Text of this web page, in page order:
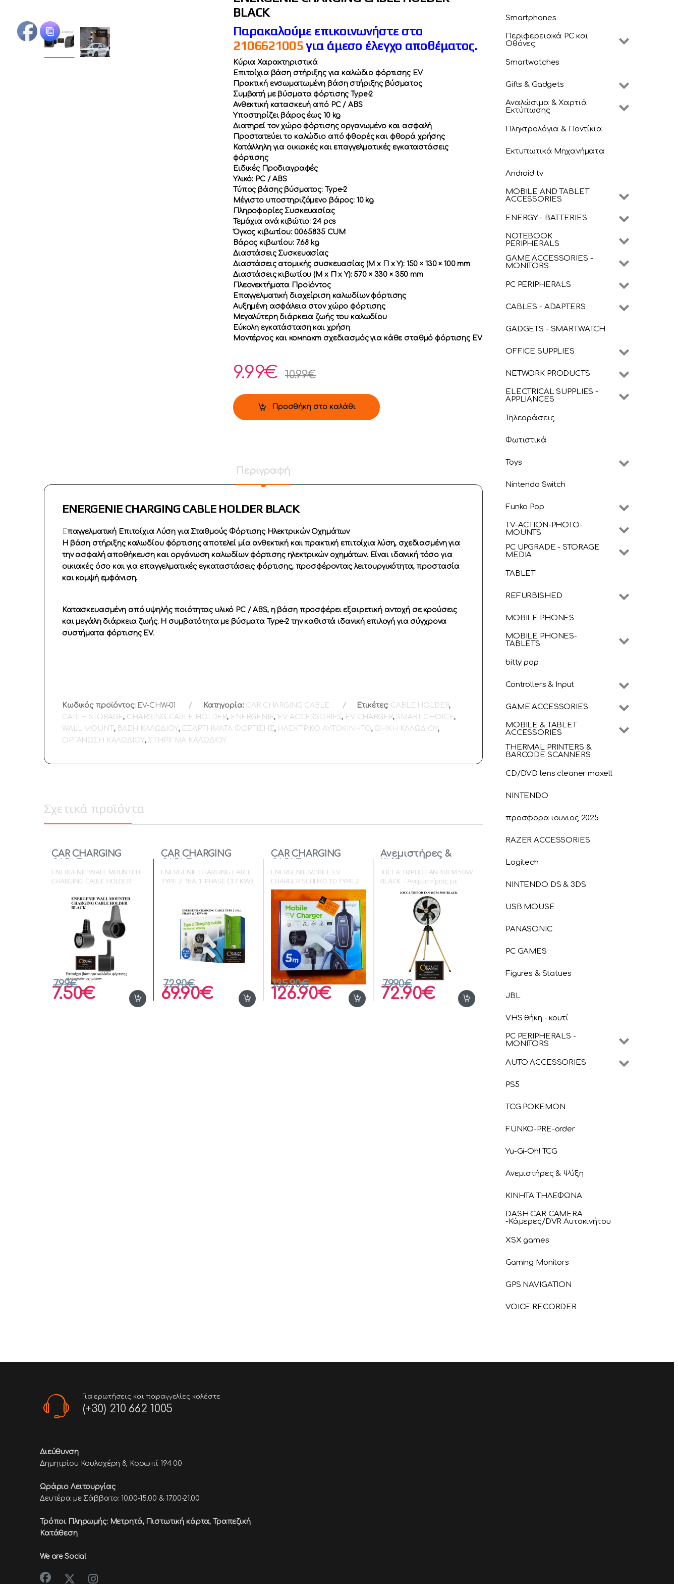
BLACK
Παρακαλούμε επικοινωνήστε στο
2106621005για άμεσο έλεγχο αποθέματος.
Κύρια Χαρακτηριστικά
Επιτοίχια βάση στήριξης για καλώδιο φόρτισης EV
Πρακτική ενσωματωμένη βάση στήριξης βύσματος
Συμβατή με βύσματα φόρτισης Type-2
Ανθεκτική κατασκευή από PC / ABS
Υποστηρίζει βάρος έως 10 kg
Διατηρεί τον χώρο φόρτισης οργανωμένο και ασφαλή
Προστατεύει το καλώδιο από φθορές και φθορά χρήσης
Κατάλληλη για οικιακές και επαγγελματικές εγκαταστάσεις
φόρτισης
Ειδικές Προδιαγραφές
Υλικό: PC / ABS
Τύπος βάσης βύσματος: Type-2
Μέγιστο υποστηριζόμενο βάρος: 10 kg
Πληροφορίες Συσκευασίας
Τεμάχια ανά κιβώτιο: 24 pcs
Όγκος κιβωτίου: 0.065835 CUM
Βάρος κιβωτίου: 7.68 kg
Διαστάσεις Συσκευασίας
Διαστάσεις ατομικής συσκευασίας (Μ x Π x Υ): 150 × 130 × 100 mm
Διαστάσεις κιβωτίου (Μ x Π x Υ): 570 × 330 × 350 mm
Πλεονεκτήματα Προϊόντος
Επαγγελματική διαχείριση καλωδίων φόρτισης
Αυξημένη ασφάλεια στον χώρο φόρτισης
Μεγαλύτερη διάρκεια ζωής του καλωδίου
Εύκολη εγκατάσταση και χρήση
Μοντέρνος και компакт σχεδιασμός για κάθε σταθμό φόρτισης EV
9.99€ 10.99€
Προσθήκη στο καλάθι
Περιγραφή
ENERGENIE CHARGING CABLE HOLDER BLACK
Επαγγελματική Επιτοίχια Λύση για Σταθμούς Φόρτισης Ηλεκτρικών Οχημάτων
Η βάση στήριξης καλωδίου φόρτισης αποτελεί μία ανθεκτική και πρακτική επιτοίχια λύση, σχεδιασμένη για
την ασφαλή αποθήκευση και οργάνωση καλωδίων φόρτισης ηλεκτρικών οχημάτων. Είναι ιδανική τόσο για
οικιακές όσο και για επαγγελματικές εγκαταστάσεις φόρτισης, προσφέροντας λειτουργικότητα, προστασία
και κομψή εμφάνιση.
Κατασκευασμένη από υψηλής ποιότητας υλικό PC / ABS, η βάση προσφέρει εξαιρετική αντοχή σε κρούσεις
και μεγάλη διάρκεια ζωής. Η συμβατότητα με βύσματα Type-2 την καθιστά ιδανική επιλογή για σύγχρονα
συστήματα φόρτισης EV.
Κωδικός προϊόντος: EV-CHW-01 Κατηγορία: CAR CHARGING CABLE Ετικέτες: CABLE HOLDER,
CABLE STORAGE, CHARGING CABLE HOLDER, ENERGENIE, EV ACCESSORIES, EV CHARGER, SMART CHOICE,
WALL MOUNT , ΒΑΣΗ ΚΑΛΩΔΙΟΥ, ΕΞΑΡΤΗΜΑΤΑ ΦΟΡΤΙΣΗΣ , ΗΛΕΚΤΡΙΚΟ ΑΥΤΟΚΙΝΗΤΟ, ΘΗΚΗ ΚΑΛΩΔΙΟΥ,
ΟΡΓΑΝΩΣΗ ΚΑΛΩΔΙΟΥ, ΣΤΗΡΙΓΜΑ ΚΑΛΩΔΙΟΥ
Σχετικά προϊόντα
CAR CHARGING
ENERGENIE WALL MOUNTED
CHARGING CABLE HOLDER
7.50€
7.99€
CAR CHARGING
ENERGENIE CHARGING CABLE
TYPE 2 16A 1-PHASE (3.7 KW)
69.90€
72.90€
CAR CHARGING
ENERGENIE MOBILE EV
CHARGER SCHUKO TO TYPE 2
16A 1-PHASE 3.7KW 5M
126.90€
135.90€
Ανεμιστήρες &
JOCCA TRIPOD FAN 40CM 50W
BLACK – Ανεμιστήρας με
τρίποδο
72.90€
79.90€
Smartphones
Περιφερειακά PC και
Οθόνες
Smartwatches
Gifts & Gadgets
Αναλώσιμα & Χαρτιά
Εκτύπωσης
Πληκτρολόγια & Ποντίκια
Εκτυπωτικά Μηχανήματα
Android tv
MOBILE AND TABLET
ACCESSORIES
ENERGY - BATTERIES
NOTEBOOK
PERIPHERALS
GAME ACCESSORIES -
MONITORS
PC PERIPHERALS
CABLES - ADAPTERS
GADGETS - SMARTWATCH
OFFICE SUPPLIES
NETWORK PRODUCTS
ELECTRICAL SUPPLIES -
APPLIANCES
Τηλεοράσεις
Φωτιστικά
Toys
Nintendo Switch
Funko Pop
TV-ACTION-PHOTO-
MOUNTS
PC UPGRADE - STORAGE
MEDIA
TABLET
REFURBISHED
MOBILE PHONES
MOBILE PHONES-
TABLETS
bitty pop
Controllers & Input
GAME ACCESSORIES
MOBILE & TABLET
ACCESSORIES
THERMAL PRINTERS &
BARCODE SCANNERS
CD/DVD lens cleaner maxell
NINTENDO
προσφορα ιουνιος 2025
RAZER ACCESSORIES
Logitech
NINTENDO DS & 3DS
USB MOUSE
PANASONIC
PC GAMES
Figures & Statues
JBL
VHS θήκη - κουτί
PC PERIPHERALS -
MONITORS
AUTO ACCESSORIES
PS5
TCG POKEMON
FUNKO-PRE-order
Yu-Gi-Oh! TCG
Ανεμιστήρες & Ψύξη
ΚΙΝΗΤΑ ΤΗΛΕΦΩΝΑ
DASH CAR CAMERA
-Κάμερες/DVR Αυτοκινήτου
XSX games
Gaming Monitors
GPS NAVIGATION
VOICE RECORDER
Για ερωτήσεις και παραγγελίες καλέστε
(+30) 210 662 1005
Διεύθυνση
Δημητρίου Κουλοχέρη 8, Κορωπί 194 00
Ωράριο Λειτουργίας
Δευτέρα με Σάββατο: 10.00-15.00 & 17.00-21.00
Τρόποι Πληρωμής: Μετρητά, Πιστωτική κάρτα, Τραπεζική
Κατάθεση
We are Social